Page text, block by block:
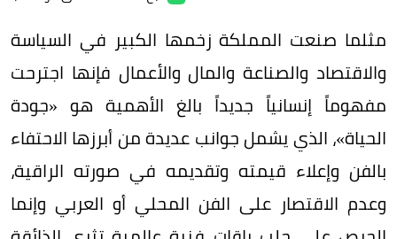
مثلما صنعت المملكة زخمها الكبير في السياسة
والاقتصاد والصناعة والمال والأعمال فإنها اجترحت
مفهوماً إنسانياً جديداً بالغ الأهمية هو «جودة
الحياة»، الذي يشمل جوانب عديدة من أبرزها الاحتفاء
بالفن وإعلاء قيمته وتقديمه في صورته الراقية،
وعدم الاقتصار على الفن المحلي أو العربي وإنما